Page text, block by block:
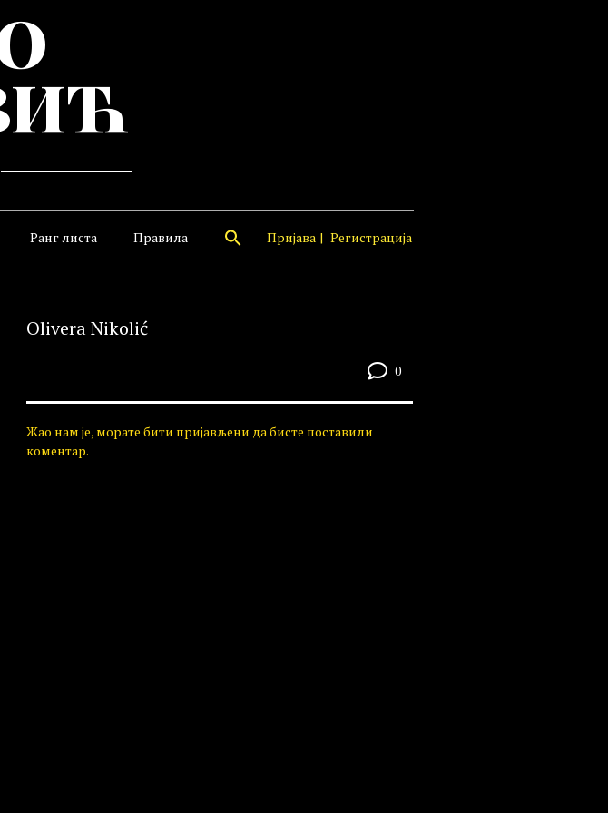
Ранг листа Правила Пријава Регистрација
Olivera Nikolić
0
Жао нам је, морате бити пријављени да бисте поставили
коментар.